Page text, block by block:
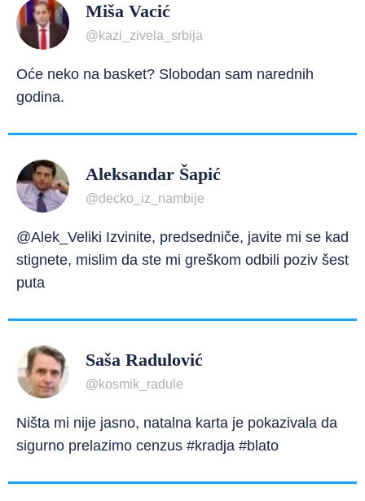
Miša Vacić
@kazi_zivela_srbija
Oće neko na basket? Slobodan sam narednih
godina.
Aleksandar Šapić
@decko_iz_nambije
@Alek_Veliki Izvinite, predsedniče, javite mi se kad
stignete, mislim da ste mi greškom odbili poziv šest
puta
Saša Radulović
@kosmik_radule
Ništa mi nije jasno, natalna karta je pokazivala da
sigurno prelazimo cenzus #kradja #blato